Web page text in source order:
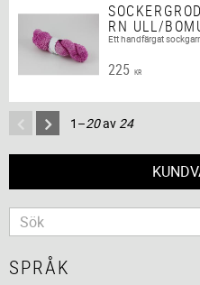
RN ULL/
Ett handfärgat
225 KR
1–20av 24
SPRÅK